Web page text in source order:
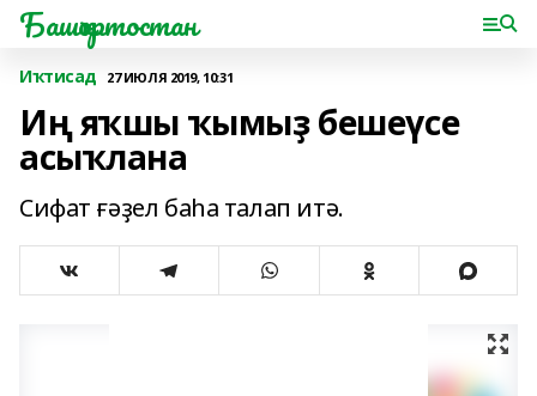
Башҡортостан
Иҡтисад 27 ИЮЛЯ 2019, 10:31
Иң яҡшы ҡымыҙ бешеүсе
асыҡлана
Сифат ғәҙел баһа талап итә.